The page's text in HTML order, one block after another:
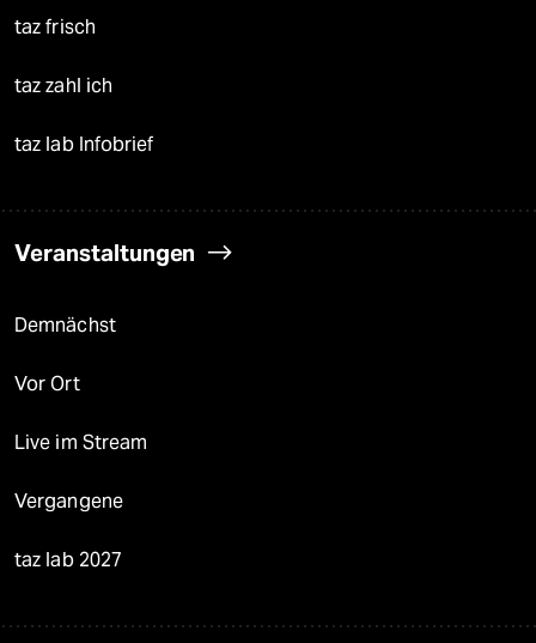
taz frisch
taz zahl ich
taz lab Infobrief
Veranstaltungen
Demnächst
Vor Ort
Live im Stream
Vergangene
taz lab 2027